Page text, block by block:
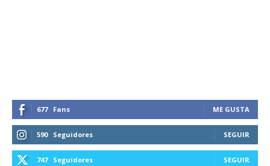
677 Fans ME GUSTA
590 Seguidores SEGUIR
747 Seguidores SEGUIR